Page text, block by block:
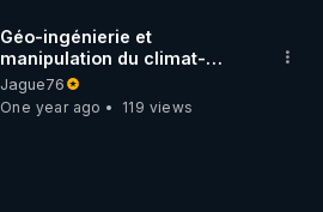
Géo-ingénierie et
manipulation du climat-
Jean-Pierre Petit
Jague76
One year ago
119 views